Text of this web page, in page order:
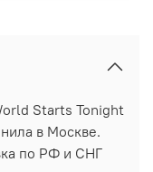
Starts Tonight
в Москве.
по РФ и СНГ